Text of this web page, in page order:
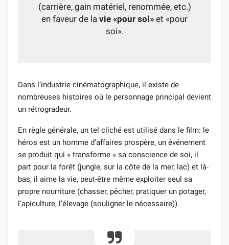
(carrière, gain matériel, renommée, etc.)
en faveur de la vie «pour soi» et «pour
soi».
Dans l’industrie cinématographique, il existe de
nombreuses histoires où le personnage principal devient
un rétrogradeur.
En règle générale, un tel cliché est utilisé dans le film: le
héros est un homme d’affaires prospère, un événement
se produit qui « transforme » sa conscience de soi, il
part pour la forêt (jungle, sur la côte de la mer, lac) et là-
bas, il aime la vie, peut-être même exploiter seul sa
propre nourriture (chasser, pêcher, pratiquer un potager,
l’apiculture, l’élevage (souligner le nécessaire)).